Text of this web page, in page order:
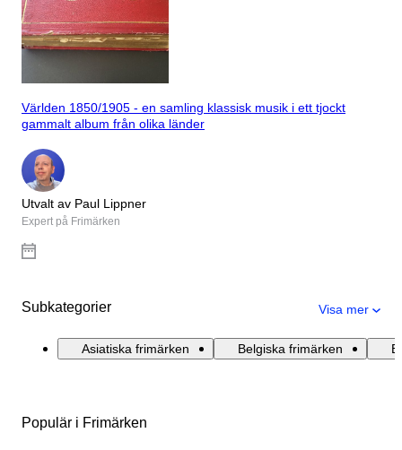
Världen 1850/1905 - en samling klassisk musik i ett tjockt
gammalt album från olika länder
Utvalt av Paul Lippner
Expert på Frimärken
Subkategorier Visa mer
Asiatiska frimärken Belgiska frimärken
Populär i Frimärken